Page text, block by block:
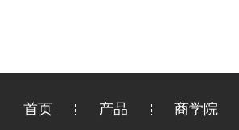
首页 产品 商学院